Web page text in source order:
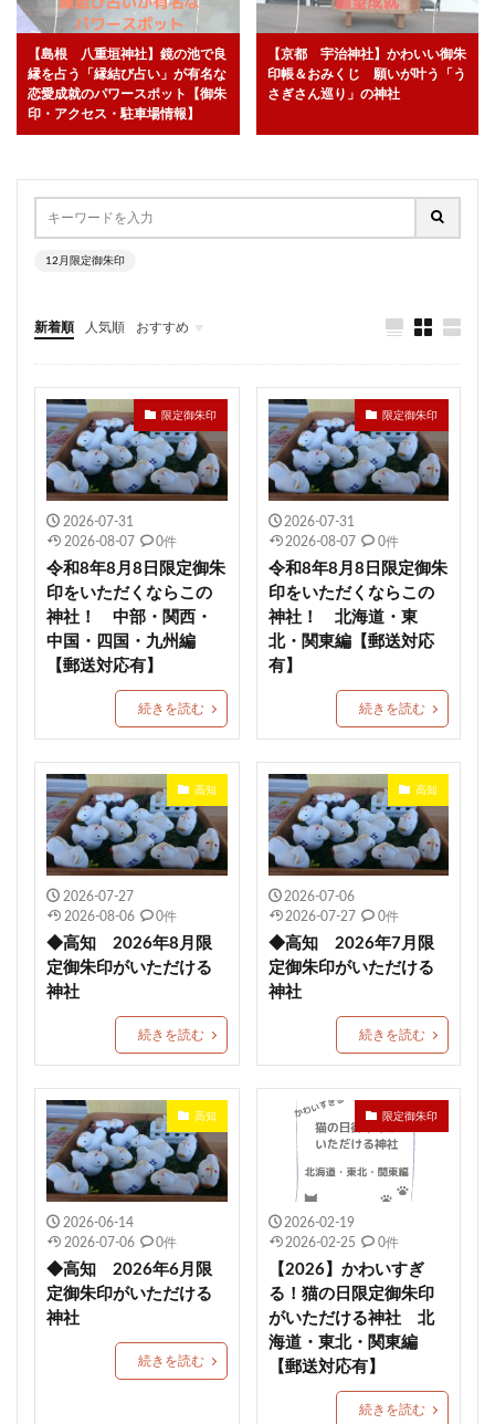
ご利益 ジャングル大帝 神鹿の御朱印帳
南湖神社 鯛みくじ 山宮浅間神社
坪沼八幡神社 御霊水 三嶋大社
御館山稲荷神社
相模原氷川神社
さくら参り御朱印
三津厳島神社 桑名総鎮守 桑名宗社（春日神社）
こどもの日 駒形神社 東石清水八幡神社
片瀬諏訪神社 玉井宮東照宮 ランチ 岡山神社
那須郡 銀杏岡八幡神社 助川鹿嶋神社
都農神社 飯盛神社 年に2日だけ営業
宝当神社 鳥谷崎神社
令和8年8月8日限定御朱印 高知 農業守護
香川 若宮十五社めぐり 長野 関ジャニ∞
柿本人麻呂 乙文殊宮
愛知 徳島 関東三大天神
常陸国総社宮 恋愛成就
魔法少女まどか☆マギカ 日枝神社 お花見
冠稲荷神社 三ツ鳥居 富士宮市 若宮八幡社
来宮神社 切り絵 蛇窪神社 大前神社
粟田神社 夫婦檜 夜泣き
愛宕神社 1月限定御朱印 月替わり御朱印
北澤八幡神社 神倉神社 初午祭御朱印
さくら詣特別御朱印 常陸国出雲大社
岡田宮（岡田神社） 豊景神社 塩竈神社
春日神社 鹿島台神社 西之宮稲荷神社
沼袋氷川神社 松山市 さくら詣御朱印
こどもの日限定御朱印 津田八幡神社
小垣江神明神社 上野総社神社 月替わりの御朱印
吉野 菱野健功神社 立鉾鹿島神社
光雲神社 武蔵野坐令和神社
仙台大神宮 鼬幣稲荷神社
岡部春日神社 母の日限定御朱印 七郷神社
八雲神社
【島根 八重垣神社】鏡の池で良
縁を占う「縁結び占い」が有名な
恋愛成就のパワースポット【御朱
印・アクセス・駐車場情報】
【京都 宇治神社】かわいい御朱
印帳＆おみくじ 願いが叶う「う
さぎさん巡り」の神社
12月限定御朱印
新着順 人気順 おすすめ
福井
山梨
静岡
京都
大阪
兵庫
奈良
和歌山
香川
高知
福岡
佐賀
限定御朱印
2026-07-31
2026-08-07
0件
令和8年8月8日限定御朱
印をいただくならこの
神社！ 中部・関西・
中国・四国・九州編
【郵送対応有】
続きを読む
限定御朱印
2026-07-31
2026-08-07
0件
令和8年8月8日限定御朱
印をいただくならこの
神社！ 北海道・東
北・関東編【郵送対応
有】
続きを読む
高知
2026-07-27
2026-08-06
0件
◆高知 2026年8月限
定御朱印がいただける
神社
続きを読む
高知
2026-07-06
2026-07-27
0件
◆高知 2026年7月限
定御朱印がいただける
神社
続きを読む
高知
2026-06-14
2026-07-06
0件
◆高知 2026年6月限
定御朱印がいただける
神社
続きを読む
限定御朱印
2026-02-19
2026-02-25
0件
【2026】かわいすぎ
る！猫の日限定御朱印
がいただける神社 北
海道・東北・関東編
【郵送対応有】
続きを読む